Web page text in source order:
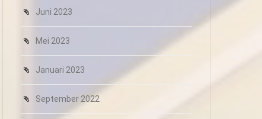
Juni 2023
Mei 2023
Januari 2023
September 2022